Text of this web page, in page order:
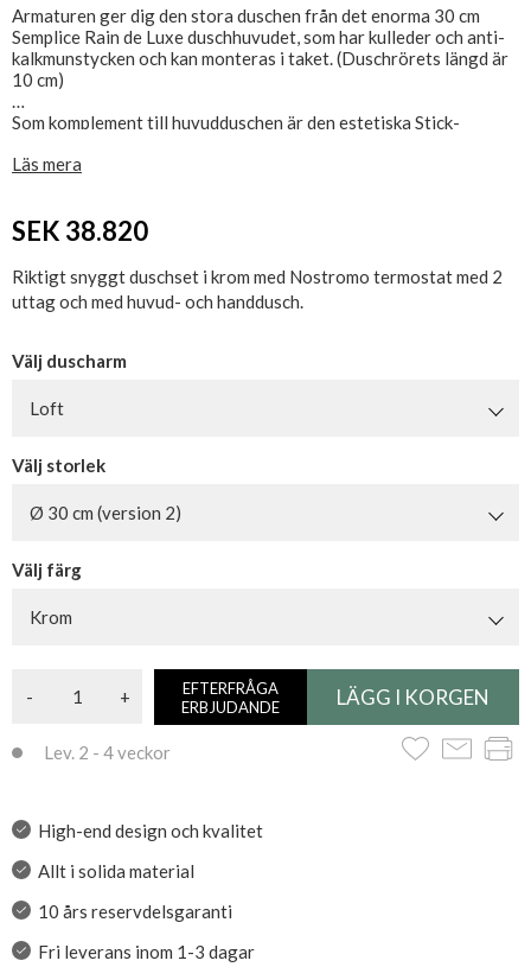
Armaturen ger dig den stora duschen från det enorma 30 cm
Semplice Rain de Luxe duschhuvudet, som har kulleder och anti-
kalkmunstycken och kan monteras i taket. (Duschrörets längd är
10 cm)
Som komplement till huvudduschen är den estetiska Stick-
hållare/uttag och slang.
Installatören ska tillhandahålla rör och rördelar för tillträde och
mellan armatur och duschutlopp.
Det medföljer med andra ord inte rör och övergångsstycken,
beslagstyperna varierar beroende på val av installation.
Vi rekommenderar att du installerar läckageskydd för denna
fixtur. Köps separat (3/4"). Se relaterade produkter.
Läs mera
SEK 38.820
Riktigt snyggt duschset i krom med Nostromo termostat med 2
uttag och med huvud- och handdusch.
Välj duscharm
Loft
Välj storlek
Ø 30 cm (version 2)
Välj färg
Krom
- +
EFTERFRÅGA
ERBJUDANDE
Lev. 2 - 4 veckor
High-end design och kvalitet
Allt i solida material
10 års reservdelsgaranti
Fri leverans inom 1-3 dagar